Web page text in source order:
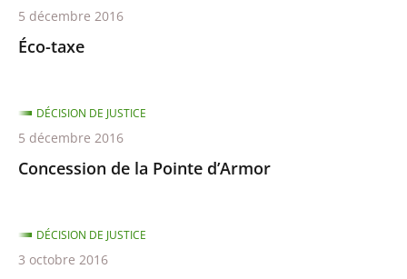
Éco-taxe
5 décembre 2016
Concession de la Pointe d’Armor
DÉCISION DE JUSTICE
5 décembre 2016
DÉCISION DE JUSTICE
3 octobre 2016